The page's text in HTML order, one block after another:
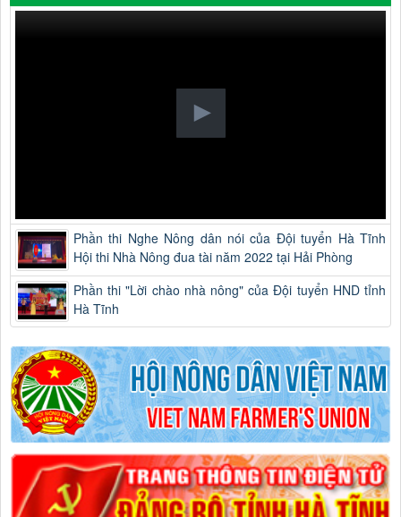
Phần thi Nghe Nông dân nói của Đội tuyển Hà Tĩnh
Hội thi Nhà Nông đua tài năm 2022 tại Hải Phòng
Phần thi "Lời chào nhà nông" của Đội tuyển HND tỉnh
Hà Tĩnh